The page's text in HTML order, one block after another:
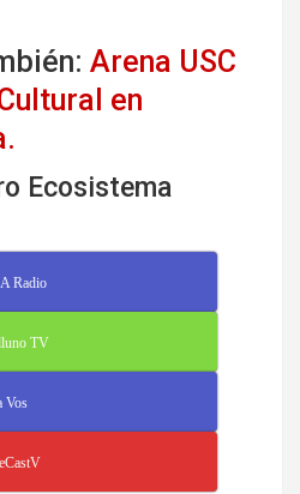
Arena USC
en
Ecosistema
Radio
TV
Vos